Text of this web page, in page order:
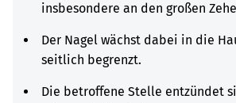
insbesondere an den großen
Der Nagel wächst dabei in die
seitlich begrenzt.
Die betroffene Stelle entzündet